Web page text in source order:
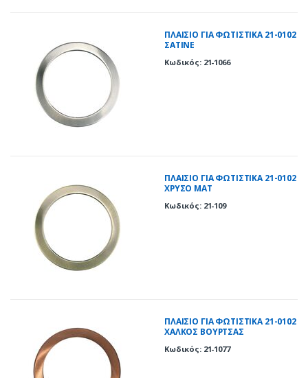
ΠΛΑΙΣΙΟ ΓΙΑ ΦΩΤΙΣΤΙΚΑ 21-0102
ΣΑΤΙΝΕ
Κωδικός: 21-1066
ΠΛΑΙΣΙΟ ΓΙΑ ΦΩΤΙΣΤΙΚΑ 21-0102
ΧΡΥΣΟ ΜΑΤ
Κωδικός: 21-109
ΠΛΑΙΣΙΟ ΓΙΑ ΦΩΤΙΣΤΙΚΑ 21-0102
ΧΑΛΚΟΣ ΒΟΥΡΤΣΑΣ
Κωδικός: 21-1077